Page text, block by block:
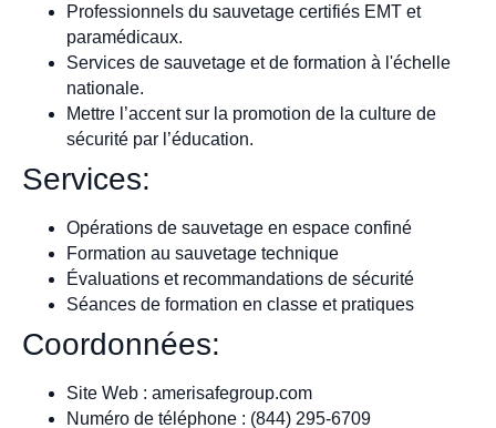
Professionnels du sauvetage certifiés EMT et
paramédicaux.
Services de sauvetage et de formation à l'échelle
nationale.
Mettre l’accent sur la promotion de la culture de
sécurité par l’éducation.
Services:
Opérations de sauvetage en espace confiné
Formation au sauvetage technique
Évaluations et recommandations de sécurité
Séances de formation en classe et pratiques
Coordonnées:
Site Web : amerisafegroup.com
Numéro de téléphone : (844) 295-6709